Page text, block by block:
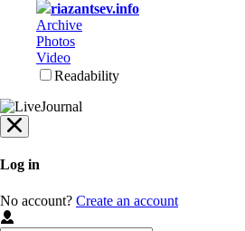
riazantsev.info
Archive
Photos
Video
Readability
Log in
No account? Create an account